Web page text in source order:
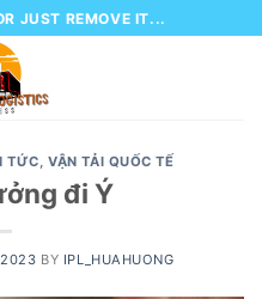
JUST REMOVE IT...
TỨC,VẬN TẢI QUỐC TẾ
đi Ý
2023 BY IPL_HUAHUONG